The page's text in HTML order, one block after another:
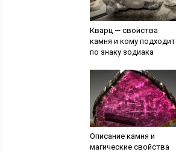
Кварц — свойства
камня и кому подходит
по знаку зодиака
Описание камня и
магические свойства